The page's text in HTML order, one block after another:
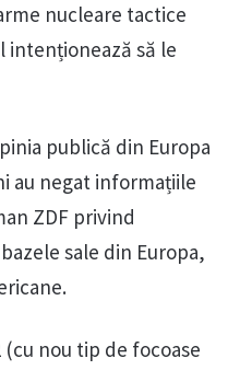
nucleare tactice
intenționează să le
publică din Europa
au negat informațiile
ZDF privind
sale din Europa,
(cu nou tip de focoase